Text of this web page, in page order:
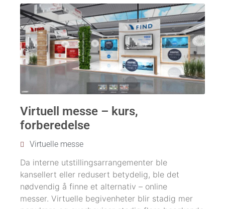
Virtuell messe – kurs,
forberedelse
Virtuelle messe
Da interne utstillingsarrangementer ble
kansellert eller redusert betydelig, ble det
nødvendig å finne et alternativ – online
messer. Virtuelle begivenheter blir stadig mer